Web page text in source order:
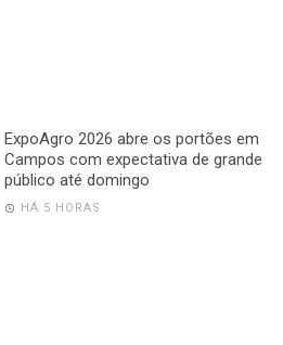
ExpoAgro 2026 abre os portões em
Campos com expectativa de grande
público até domingo
HÁ 5 HORAS